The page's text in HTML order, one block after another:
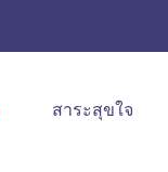
สาระสุขใจ